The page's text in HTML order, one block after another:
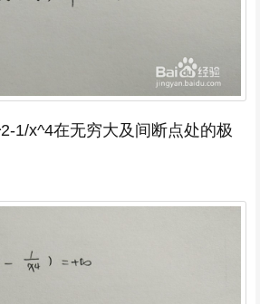
1/x^4在无穷大及间断点处的极